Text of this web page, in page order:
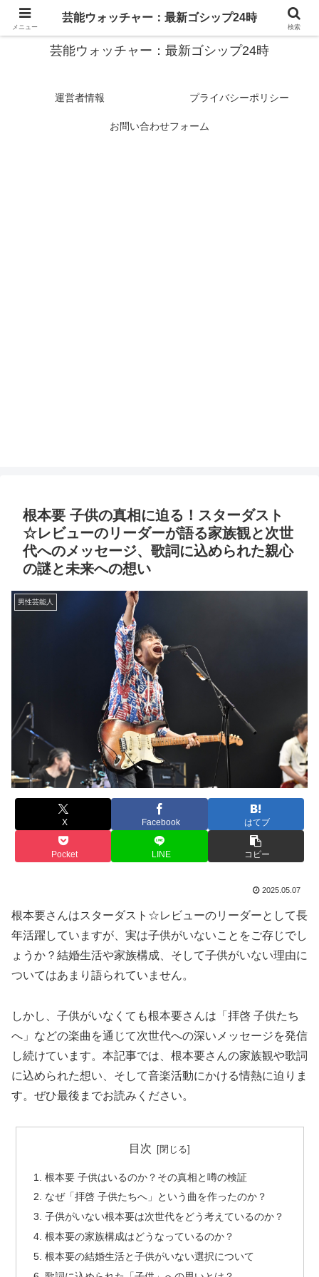
スターたちの裏側を徹底追跡！話題のゴシップがここに集結
芸能ウォッチャー：最新ゴシップ24時
運営者情報 プライバシーポリシー
お問い合わせフォーム
根本要 子供の真相に迫る！スターダスト
☆レビューのリーダーが語る家族観と次世
代へのメッセージ、歌詞に込められた親心
の謎と未来への想い
男性芸能人
X Facebook はてブ
Pocket LINE コピー
2025.05.07
根本要さんはスターダスト☆レビューのリーダーとして長
年活躍していますが、実は子供がいないことをご存じでし
ょうか？結婚生活や家族構成、そして子供がいない理由に
ついてはあまり語られていません。
しかし、子供がいなくても根本要さんは「拝啓 子供たち
へ」などの楽曲を通じて次世代への深いメッセージを発信
し続けています。本記事では、根本要さんの家族観や歌詞
に込められた想い、そして音楽活動にかける情熱に迫りま
す。ぜひ最後までお読みください。
目次
根本要 子供はいるのか？その真相と噂の検証
なぜ「拝啓 子供たちへ」という曲を作ったのか？
子供がいない根本要は次世代をどう考えているのか？
根本要の家族構成はどうなっているのか？
根本要の結婚生活と子供がいない選択について
メニュー
芸能ウォッチャー：最新ゴシップ24時
検索